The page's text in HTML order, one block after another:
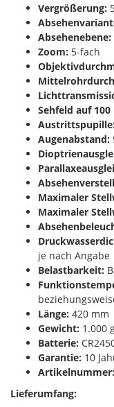
Vergrößerung:
Absehenebene:
Zoom: 5-fach
Sehfeld auf 100
Austrittspupille:
Augenabstand:
Maximaler
Maximaler
je nach Angabe
Belastbarkeit:
Länge: 420 mm
Gewicht: 1.000
Batterie:
Garantie: 10
Artikelnummer:
Lieferumfang: